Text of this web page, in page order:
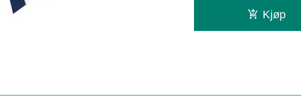
Kjøp